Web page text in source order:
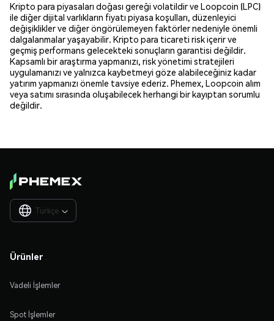
Kripto para piyasaları doğası gereği volatildir ve Loopcoin (LPC)
ile diğer dijital varlıkların fiyatı piyasa koşulları, düzenleyici
değişiklikler ve diğer öngörülemeyen faktörler nedeniyle önemli
dalgalanmalar yaşayabilir. Kripto para ticareti risk içerir ve
geçmiş performans gelecekteki sonuçların garantisi değildir.
Kapsamlı bir araştırma yapmanızı, risk yönetimi stratejileri
uygulamanızı ve yalnızca kaybetmeyi göze alabileceğiniz kadar
yatırım yapmanızı önemle tavsiye ederiz. Phemex, Loopcoin alım
veya satımı sırasında oluşabilecek herhangi bir kayıptan sorumlu
değildir.
Türkçe 
Ürünler
Vadeli İşlemler
Spot İşlemler